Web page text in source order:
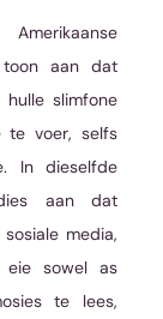
toon aan dat
slimfone
te voer, selfs
In dieselfde
aan dat
media,
eie sowel as
te lees,